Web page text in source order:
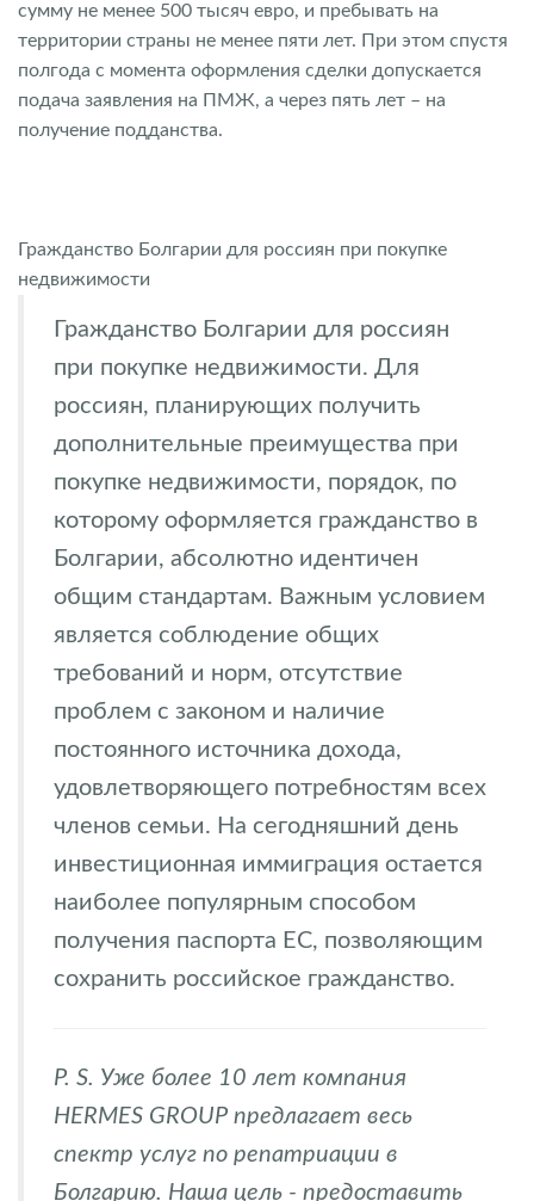
сумму не менее 500 тысяч евро, и пребывать на
территории страны не менее пяти лет. При этом спустя
полгода с момента оформления сделки допускается
подача заявления на ПМЖ, а через пять лет – на
получение подданства.
Гражданство Болгарии для россиян при покупке
недвижимости
Гражданство Болгарии для россиян
при покупке недвижимости. Для
россиян, планирующих получить
дополнительные преимущества при
покупке недвижимости, порядок, по
которому оформляется гражданство в
Болгарии, абсолютно идентичен
общим стандартам. Важным условием
является соблюдение общих
требований и норм, отсутствие
проблем с законом и наличие
постоянного источника дохода,
удовлетворяющего потребностям всех
членов семьи. На сегодняшний день
инвестиционная иммиграция остается
наиболее популярным способом
получения паспорта ЕС, позволяющим
сохранить российское гражданство.
P. S. Уже более 10 лет компания
HERMES GROUP предлагает весь
спектр услуг по репатриации в
Болгарию. Наша цель - предоставить